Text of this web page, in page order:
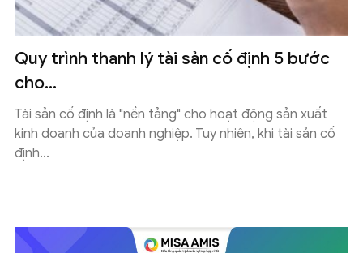
Quy trình thanh lý tài sản cố định 5 bước
cho...
Tài sản cố định là "nền tảng" cho hoạt động sản xuất
kinh doanh của doanh nghiệp. Tuy nhiên, khi tài sản cố
định...